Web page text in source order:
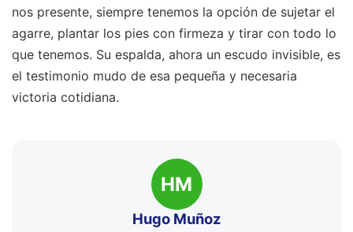
nos presente, siempre tenemos la opción de sujetar el
agarre, plantar los pies con firmeza y tirar con todo lo
que tenemos. Su espalda, ahora un escudo invisible, es
el testimonio mudo de esa pequeña y necesaria
victoria cotidiana.
HM
Hugo Muñoz